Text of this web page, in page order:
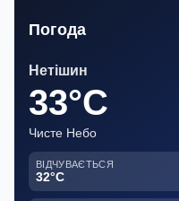
Погода
Нетішин
33°C
Чисте Небо
ВІДЧУВАЄТЬСЯ
32°C